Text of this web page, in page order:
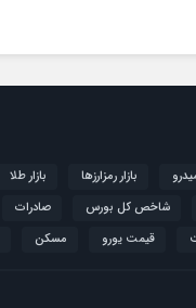
بازار رمزارزها بازار طلا
شاخص کل بورس صادرات
قیمت یورو مسکن